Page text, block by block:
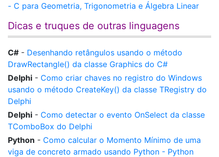
- C para Geometria, Trigonometria e Álgebra Linear
Dicas e truques de outras linguagens
C# - Desenhando retângulos usando o método
DrawRectangle() da classe Graphics do C#
Delphi - Como criar chaves no registro do Windows
usando o método CreateKey() da classe TRegistry do
Delphi
Delphi - Como detectar o evento OnSelect da classe
TComboBox do Delphi
Python - Como calcular o Momento Mínimo de uma
viga de concreto armado usando Python - Python